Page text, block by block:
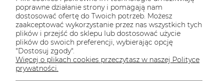
KONTAKT
Zapraszamy do kontaktu:
telefonicznie od 11:00 do 16:00
lub
poprawne działanie strony i pomagają nam
dostosować ofertę do Twoich potrzeb. Możesz
zaakceptować wykorzystanie przez nas wszystkich tych
plików i przejść do sklepu lub dostosować użycie
plików do swoich preferencji, wybierając opcję
"Dostosuj zgody".
Więcej o plikach cookies przeczytasz w naszej Polityce
prywatności.